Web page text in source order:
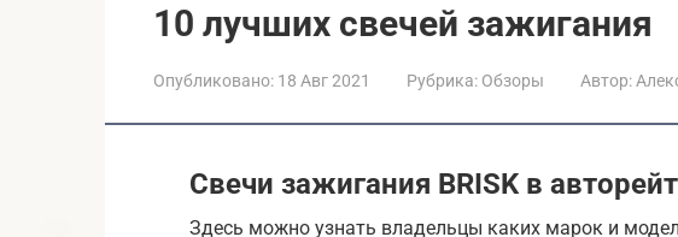
10 лучших свечей зажигания
Опубликовано: 18 Авг 2021 Рубрика: Обзоры Автор:
Свечи зажигания BRISK в
Здесь можно узнать владельцы каких марок и